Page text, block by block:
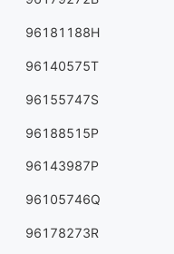
96181188H
96140575T
96155747S
96188515P
96143987P
96105746Q
96178273R